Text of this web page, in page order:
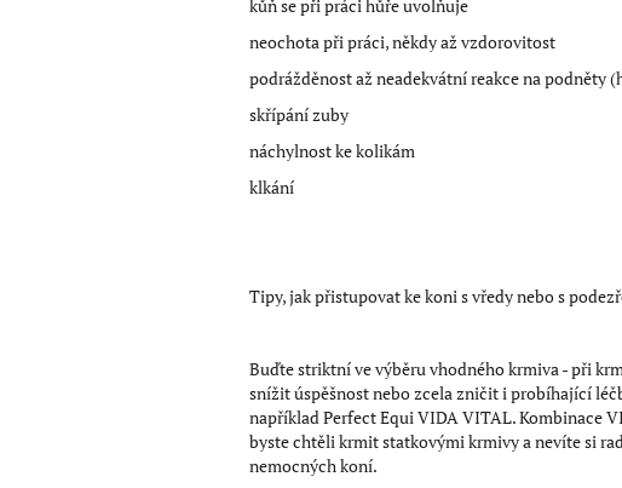
kůň se při práci hůře uvolňuje
neochota při práci, někdy až vzdorovitost
podrážděnost až neadekvátní reakce na podněty
skřípání zuby
náchylnost ke kolikám
klkání
Tipy, jak přistupovat ke koni s vředy nebo s
Buďte striktní ve výběru vhodného krmiva - při
snížit úspěšnost nebo zcela zničit i probíhající
například Perfect Equi VIDA VITAL. Kombinace
byste chtěli krmit statkovými krmivy a nevíte si
nemocných koní.